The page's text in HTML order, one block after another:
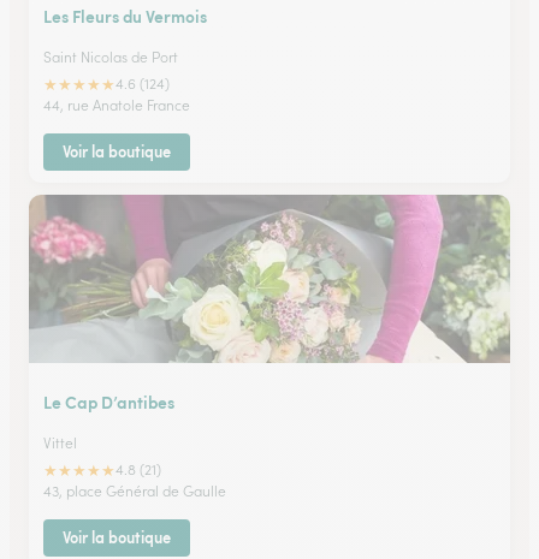
Les Fleurs du Vermois
Saint Nicolas de Port
★★★★★4.6 (124)
44, rue Anatole France
Voir la boutique
Le Cap D’antibes
Vittel
★★★★★4.8 (21)
43, place Général de Gaulle
Voir la boutique